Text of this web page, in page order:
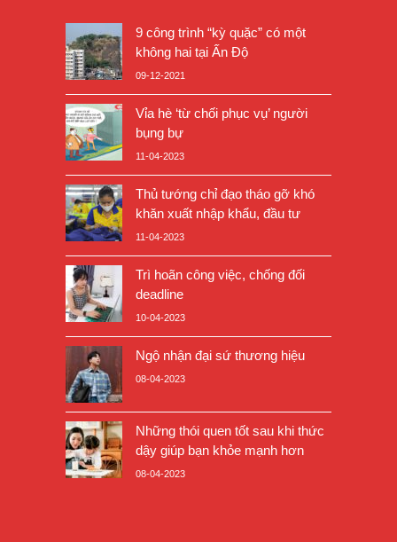
9 công trình “kỳ quặc” có một
không hai tại Ấn Độ
09-12-2021
Vỉa hè ‘từ chối phục vụ’ người
bụng bự
11-04-2023
Thủ tướng chỉ đạo tháo gỡ khó
khăn xuất nhập khẩu, đầu tư
11-04-2023
Trì hoãn công việc, chống đối
deadline
10-04-2023
Ngộ nhận đại sứ thương hiệu
08-04-2023
Những thói quen tốt sau khi thức
dậy giúp bạn khỏe mạnh hơn
08-04-2023